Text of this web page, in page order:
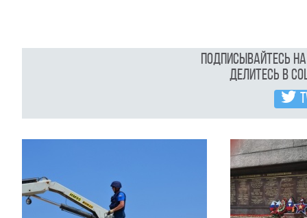
Подписывайтесь
Делитесь в